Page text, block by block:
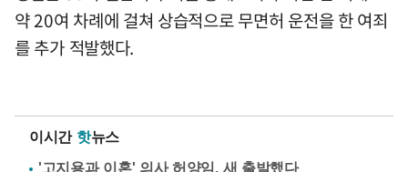
약 20여 차례에 걸쳐 상습적으로 무면허 운전을 한 여죄
를 추가 적발했다.
이시간 핫뉴스
'고지용과 이혼' 의사 허양임, 새 출발했다